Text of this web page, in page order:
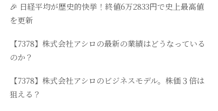
🎉 日経平均が歴史的快挙！終値6万2833円で史上最高値
を更新
【7378】株式会社アシロの最新の業績はどうなっている
のか？
【7378】株式会社アシロのビジネスモデル。株価３倍は
狙える？